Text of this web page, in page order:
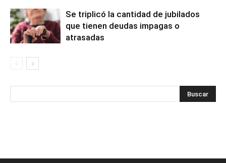
Se triplicó la cantidad de jubilados
que tienen deudas impagas o
atrasadas